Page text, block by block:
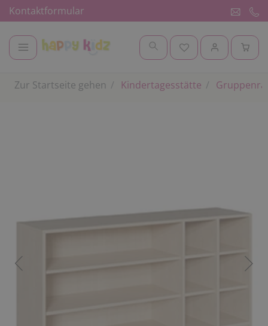
Kontaktformular
Zur Startseite gehen Kindertagesstätte